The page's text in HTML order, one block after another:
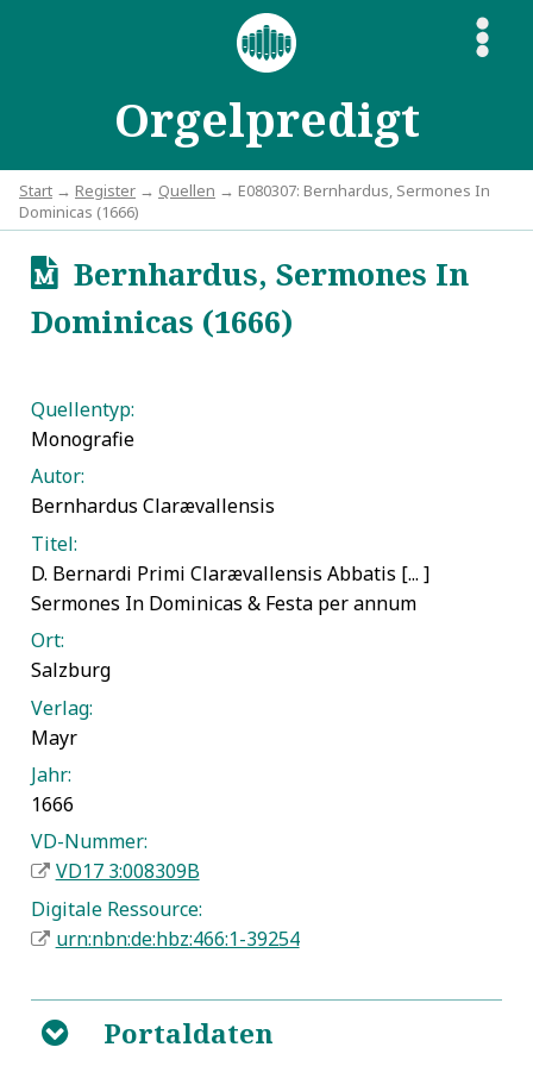
Orgelpredigt
S
Start → Register → Quellen → E080307: Bernhardus, Sermones In
Dominicas (1666)
uBernhardus, Sermones In
Dominicas (1666)
Quellentyp:
Monografie
Autor:
Bernhardus Clarævallensis
Titel:
D. Bernardi Primi Clarævallensis Abbatis [... ]
Sermones In Dominicas & Festa per annum
Ort:
Salzburg
Verlag:
Mayr
Jahr:
1666
VD-Nummer:
VD17 3:008309B
Digitale Ressource:
urn:nbn:de:hbz:466:1-39254
B Portaldaten